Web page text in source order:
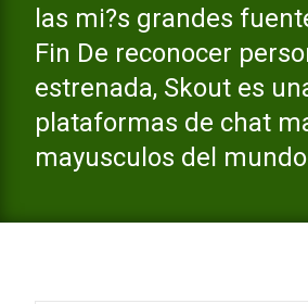
las mi?s grandes
Fin De reconocer
estrenada, Skout es
plataformas de chat
mayusculos del mundo